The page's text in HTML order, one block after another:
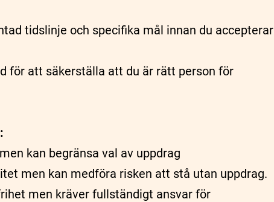
tidslinje och specifika mål innan du accepterar
för att säkerställa att du är rätt person för
kan begränsa val av uppdrag
men kan medföra risken att stå utan uppdrag.
men kräver fullständigt ansvar för